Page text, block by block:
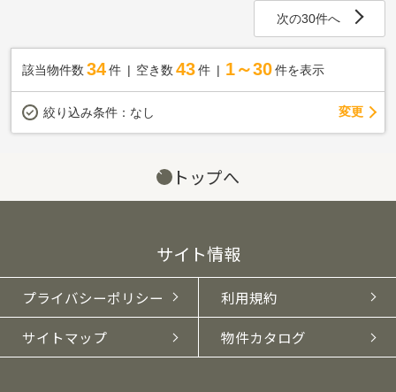
次の30件へ
該当物件数 34件 空き数 43 件 1～30 件を表示
絞り込み条件： なし 変更
トップへ
サイト情報
プライバシーポリシー 利用規約
サイトマップ 物件カタログ